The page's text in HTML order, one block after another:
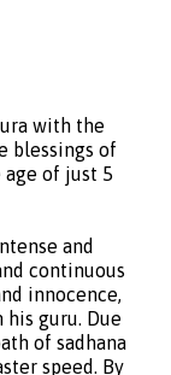
with the
blessings of
of just 5
and
continuous
innocence,
guru. Due
of sadhana
speed. By